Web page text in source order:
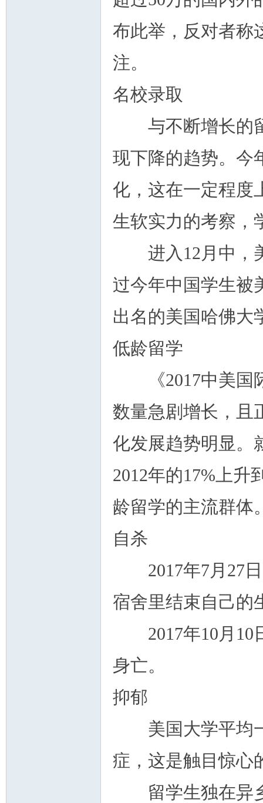
布此举，反对者称
注。
名校录取
与不断增长的留
现下降的趋势。今
化，这在一定程度
生软实力的考察，
进入12月中，美
过今年中国学生被
出名的美国哈佛大
低龄留学
《2017中美国
数量急剧增长，且
化发展趋势明显。
2012年的17%上升
龄留学的主流群体
自杀
2017年7月27日
宿舍里结束自己的
2017年10月10
身亡。
抑郁
美国大学平均一
症，这是触目惊心
留学生独在异乡